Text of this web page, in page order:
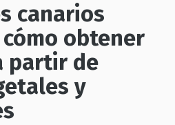
canarios
obtener
partir de
y